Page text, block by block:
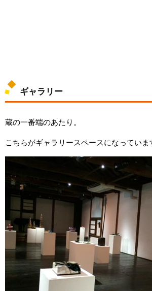
ギャラリー
蔵の一番端のあたり。
こちらがギャラリースペースになっていま